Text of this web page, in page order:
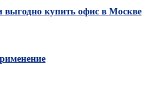
купить офис в Москве